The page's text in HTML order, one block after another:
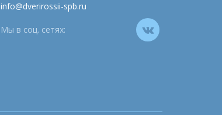
info@dverirossii-spb.ru
Мы в соц. сетях: